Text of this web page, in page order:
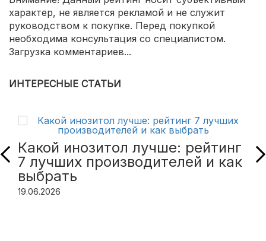
характер, не является рекламой и не служит
руководством к покупке. Перед покупкой
необходима консультация со специалистом.
Загрузка комментариев...
ИНТЕРЕСНЫЕ СТАТЬИ
Какой инозитол лучше: рейтинг
7 лучших производителей и как
выбрать
19.06.2026